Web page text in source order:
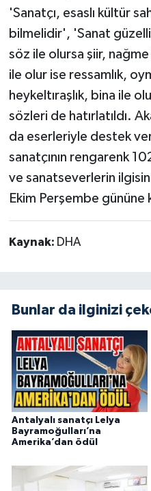
'Sanatçı, esaslı kültür
bilmelidir', 'Sanat
söz ile olursa şiir,
ile olur ise ressamlık,
heykeltıraşlık, bina ile
sözleri de hatırlatıldı.
da eserleriyle destek
sanatçının rengarenk
ve sanatseverlerin
Ekim Perşembe gününe
Kaynak: DHA
Bunlar da ilginizi
Antalyalı sanatçı Lelya
Bayramoğulları’na
Amerika’dan ödül